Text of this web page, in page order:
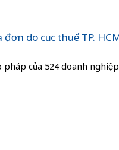
do cục thuế TP.
của 524 doanh nghiệp